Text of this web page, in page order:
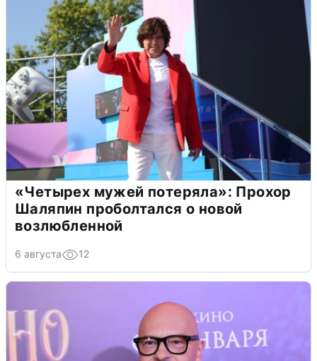
«Четырех мужей потеряла»: Прохор
Шаляпин проболтался о новой
возлюбленной
6 августа 12